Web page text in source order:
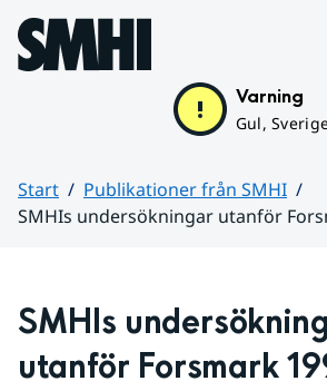
Hoppa till sidans innehåll
Varning
Gul,
Start
Publikationer från SMHI
SMHIs undersökningar utanför
SMHIs
utanför Forsmark